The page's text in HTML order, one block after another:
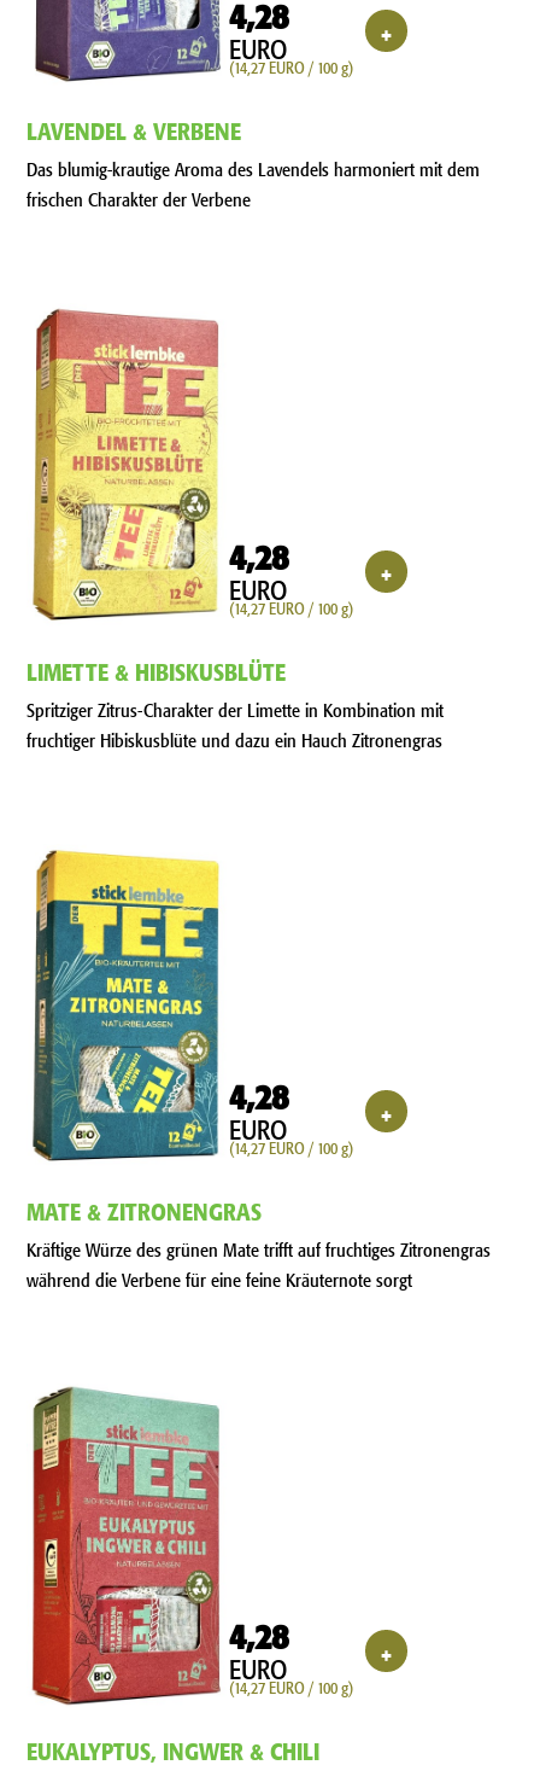
4,28
EURO
(14,27 EURO / 100 g)
+
LAVENDEL & VERBENE
Das blumig-krautige Aroma des Lavendels harmoniert mit dem
frischen Charakter der Verbene
4,28
EURO
(14,27 EURO / 100 g)
+
LIMETTE & HIBISKUSBLÜTE
Spritziger Zitrus-Charakter der Limette in Kombination mit
fruchtiger Hibiskusblüte und dazu ein Hauch Zitronengras
4,28
EURO
(14,27 EURO / 100 g)
+
MATE & ZITRONENGRAS
Kräftige Würze des grünen Mate trifft auf fruchtiges Zitronengras
während die Verbene für eine feine Kräuternote sorgt
4,28
EURO
(14,27 EURO / 100 g)
+
EUKALYPTUS, INGWER & CHILI